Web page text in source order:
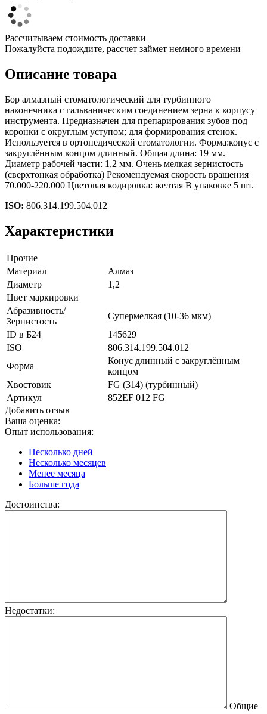
Рассчитываем стоимость доставки
Пожалуйста подождите, рассчет займет немного времени
Описание товара
Бор алмазный стоматологический для турбинного
наконечника с гальваническим соединением зерна к корпусу
инструмента. Предназначен для препарирования зубов под
коронки с округлым уступом; для формирования стенок.
Используется в ортопедической стоматологии. Форма:конус с
закруглённым концом длинный. Общая длина: 19 мм.
Диаметр рабочей части: 1,2 мм. Очень мелкая зернистость
(сверхтонкая обработка) Рекомендуемая скорость вращения
70.000-220.000 Цветовая кодировка: желтая В упаковке 5 шт.
ISO: 806.314.199.504.012
Характеристики
Прочие
Материал
Алмаз
Диаметр
1,2
Цвет маркировки
Абразивность/
Зернистость
Супермелкая (10-36 мкм)
ID в Б24
145629
ISO
806.314.199.504.012
Форма
Конус длинный с закруглённым
концом
Хвостовик
FG (314) (турбинный)
Артикул
852EF 012 FG
Добавить отзыв
Ваша оценка:
Опыт использования:
Несколько дней
Несколько месяцев
Менее месяца
Больше года
Достоинства:
Недостатки:
Общие